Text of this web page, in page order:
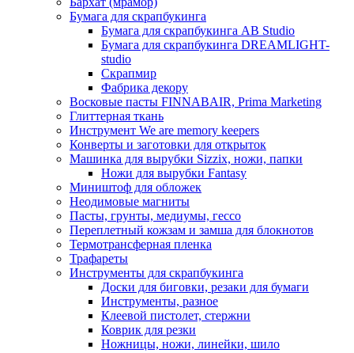
Бумага для скрапбукинга
Бумага для скрапбукинга AB Studio
Бумага для скрапбукинга DREAMLIGHT-
studio
Скрапмир
Фабрика декору
Восковые пасты FINNABAIR, Prima Marketing
Глиттерная ткань
Инструмент We are memory keepers
Конверты и заготовки для открыток
Машинка для вырубки Sizzix, ножи, папки
Ножи для вырубки Fantasy
Миништоф для обложек
Неодимовые магниты
Пасты, грунты, медиумы, гессо
Переплетный кожзам и замша для блокнотов
Термотрансферная пленка
Трафареты
Инструменты для скрапбукинга
Доски для биговки, резаки для бумаги
Инструменты, разное
Клеевой пистолет, стержни
Коврик для резки
Ножницы, ножи, линейки, шило